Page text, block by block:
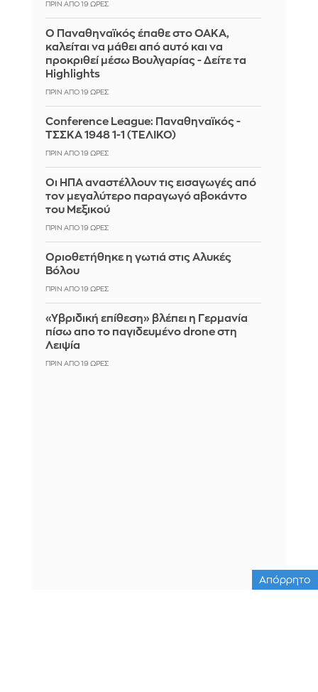
ΠΡΙΝ ΑΠΌ 19 ΏΡΕΣ
Ο Παναθηναϊκός έπαθε στο ΟΑΚΑ,
καλείται να μάθει από αυτό και να
προκριθεί μέσω Βουλγαρίας - Δείτε τα
Highlights
ΠΡΙΝ ΑΠΌ 19 ΏΡΕΣ
Conference League: Παναθηναϊκός -
ΤΣΣΚΑ 1948 1-1 (ΤΕΛΙΚΟ)
ΠΡΙΝ ΑΠΌ 19 ΏΡΕΣ
Οι ΗΠΑ αναστέλλουν τις εισαγωγές από
τον μεγαλύτερο παραγωγό αβοκάντο
του Μεξικού
ΠΡΙΝ ΑΠΌ 19 ΏΡΕΣ
Οριοθετήθηκε η γωτιά στις Αλυκές
Βόλου
ΠΡΙΝ ΑΠΌ 19 ΏΡΕΣ
«Υβριδική επίθεση» βλέπει η Γερμανία
πίσω απο το παγιδευμένο drone στη
Λειψία
ΠΡΙΝ ΑΠΌ 19 ΏΡΕΣ
Απόρρητο